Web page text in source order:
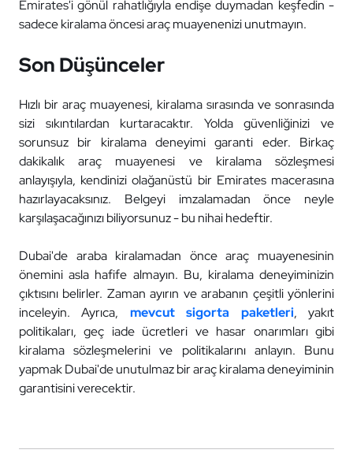
Emirates'i gönül rahatlığıyla endişe duymadan keşfedin -
sadece kiralama öncesi araç muayenenizi unutmayın.
Son Düşünceler
Hızlı bir araç muayenesi, kiralama sırasında ve sonrasında
sizi sıkıntılardan kurtaracaktır. Yolda güvenliğinizi ve
sorunsuz bir kiralama deneyimi garanti eder. Birkaç
dakikalık araç muayenesi ve kiralama sözleşmesi
anlayışıyla, kendinizi olağanüstü bir Emirates macerasına
hazırlayacaksınız. Belgeyi imzalamadan önce neyle
karşılaşacağınızı biliyorsunuz - bu nihai hedeftir.
Dubai'de araba kiralamadan önce araç muayenesinin
önemini asla hafife almayın. Bu, kiralama deneyiminizin
çıktısını belirler. Zaman ayırın ve arabanın çeşitli yönlerini
inceleyin. Ayrıca, mevcut sigorta paketleri, yakıt
politikaları, geç iade ücretleri ve hasar onarımları gibi
kiralama sözleşmelerini ve politikalarını anlayın. Bunu
yapmak Dubai'de unutulmaz bir araç kiralama deneyiminin
garantisini verecektir.